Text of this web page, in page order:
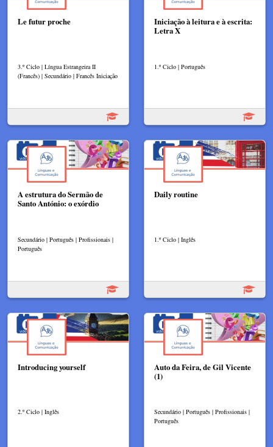
Le futur proche
3.º Ciclo | Língua Estrangeira II
(Francês) | Secundário | Francês Iniciação
Iniciação à leitura e à escrita:
Letra X
1.º Ciclo | Português
A estrutura do Sermão de
Santo António: o exórdio
Secundário | Português | Profissionais |
Português
Daily routine
1.º Ciclo | Inglês
Introducing yourself
2.º Ciclo | Inglês
Auto da Feira, de Gil Vicente
(1)
Secundário | Português | Profissionais |
Português